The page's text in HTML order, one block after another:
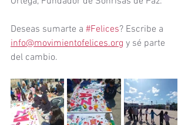
Deseas sumarte a #Felices? Escribe a
info@movimientofelices.org y sé parte
del cambio.